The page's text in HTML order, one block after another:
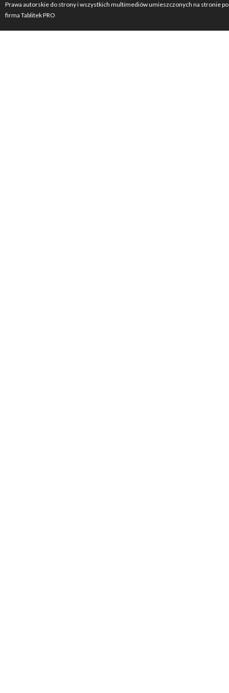
Prawa autorskie do strony i wszystkich multimediów umieszczonych na stronie
firma Tablitek PRO